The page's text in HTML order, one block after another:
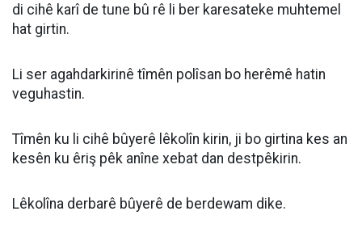
di cihê karî de tune bû rê li ber karesateke muhtemel
hat girtin.
Li ser agahdarkirinê tîmên polîsan bo herêmê hatin
veguhastin.
Tîmên ku li cihê bûyerê lêkolîn kirin, ji bo girtina kes an
kesên ku êriş pêk anîne xebat dan destpêkirin.
Lêkolîna derbarê bûyerê de berdewam dike.